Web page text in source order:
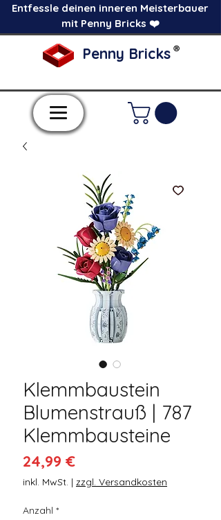
Entfessle deinen inneren Meisterbauer
mit Penny Bricks ❤️
Penny Bricks ®
Klemmbaustein
Blumenstrauß | 787
Klemmbausteine
24,99 €Preis
inkl. MwSt. | zzgl. Versandkosten
Anzahl *